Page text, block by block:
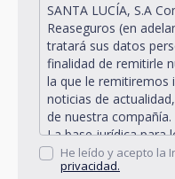
SANTA LUCÍA, S.A
Reaseguros (en
tratará sus datos
finalidad de remitirle
la que le remitiremos
noticias de
de nuestra compañía.
La base jurídica para
personales descritos
gestión y desarrollo
He leído y acepto la
privacidad.